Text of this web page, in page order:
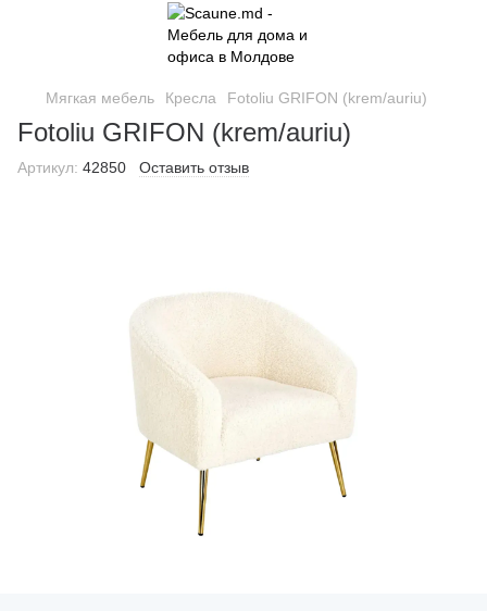
Мягкая мебель Кресла Fotoliu GRIFON (krem/auriu)
Fotoliu GRIFON (krem/auriu)
Артикул: 42850 Оставить отзыв